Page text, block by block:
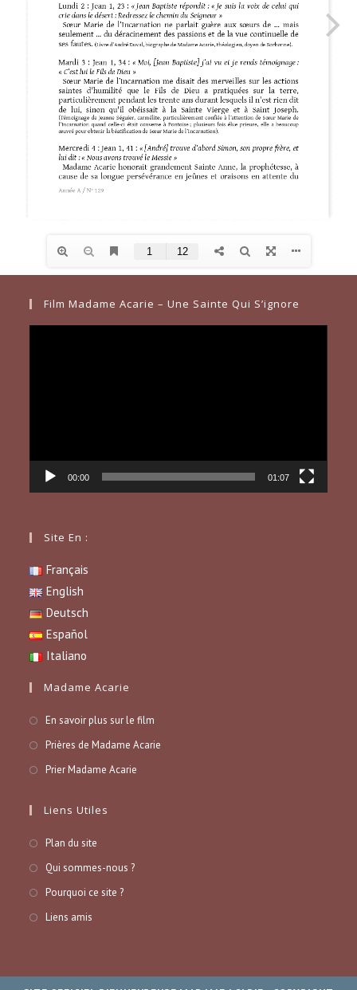
Film Madame Acarie – Une Sainte Qui S’ignore
00:00 01:07
Site En :
Français
English
Deutsch
Español
Italiano
Madame Acarie
En savoir plus sur le film
Prières de Madame Acarie
Prier Madame Acarie
Liens Utiles
Plan du site
Qui sommes-nous ?
Pourquoi ce site ?
Liens amis